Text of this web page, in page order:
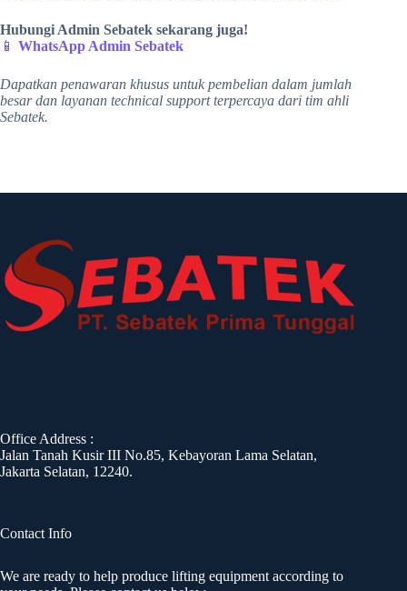
Hubungi Admin Sebatek sekarang juga!
📱 WhatsApp Admin Sebatek
Dapatkan penawaran khusus untuk pembelian dalam jumlah
besar dan layanan technical support terpercaya dari tim ahli
Sebatek.
Office Address :
Jalan Tanah Kusir III No.85, Kebayoran Lama Selatan,
Jakarta Selatan, 12240.
Contact Info
We are ready to help produce lifting equipment according to